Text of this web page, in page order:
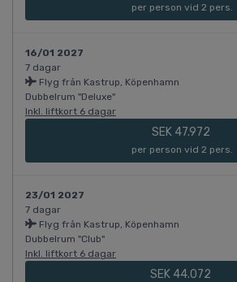
per person vid 2 pers.
16/01 2027
7 dagar
Flyg från Kastrup, Köpenhamn
Dubbelrum "Deluxe"
Inkl. liftkort 6 dagar
SEK 47.972
per person vid 2 pers.
23/01 2027
7 dagar
Flyg från Kastrup, Köpenhamn
Dubbelrum "Club"
Inkl. liftkort 6 dagar
SEK 44.072